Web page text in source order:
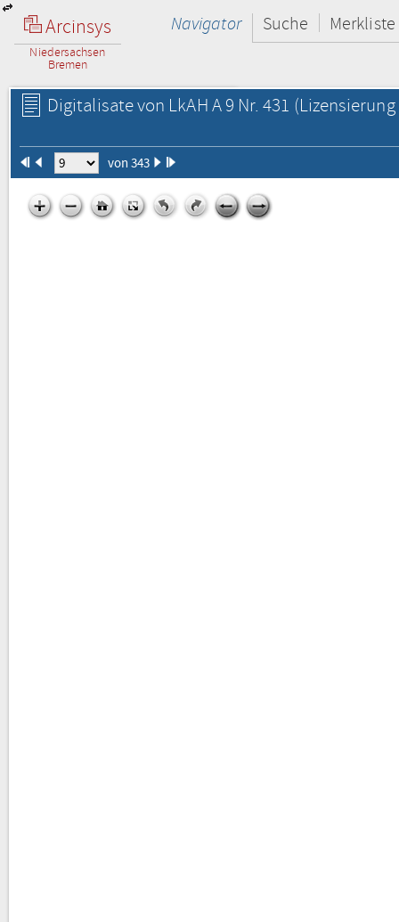
Arcinsys
Niedersachsen
Bremen
Navigator Suche Merkliste
Digitalisate von LkAH A 9 Nr. 431
von 343